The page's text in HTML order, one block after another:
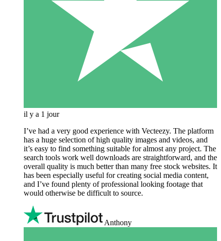
il y a 1 jour
I’ve had a very good experience with Vecteezy. The platform
has a huge selection of high quality images and videos, and
it’s easy to find something suitable for almost any project. The
search tools work well downloads are straightforward, and the
overall quality is much better than many free stock websites. It
has been especially useful for creating social media content,
and I’ve found plenty of professional looking footage that
would otherwise be difficult to source.
Anthony